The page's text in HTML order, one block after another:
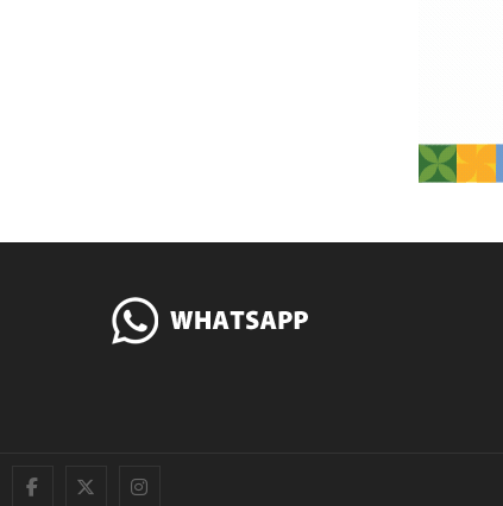
| TwitterInstagram